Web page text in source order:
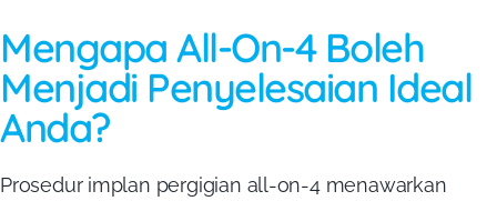
Mengapa All-On-4 Boleh
Menjadi Penyelesaian Ideal
Anda?
Prosedur implan pergigian all-on-4 menawarkan